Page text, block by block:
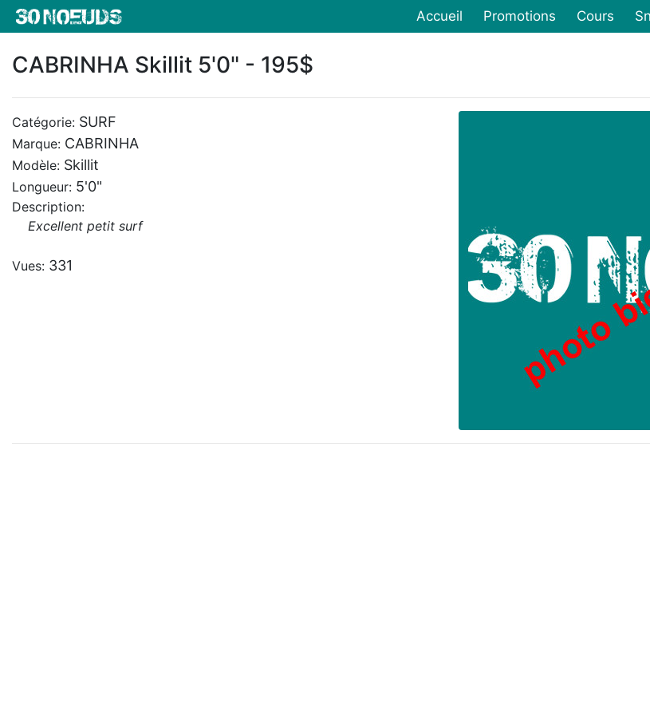
Accueil Promotions Cours
CABRINHA Skillit 5'0" - 195$
Catégorie: SURF
Marque: CABRINHA
Modèle: Skillit
Longueur: 5'0"
Description:
Excellent petit surf
Vues: 331